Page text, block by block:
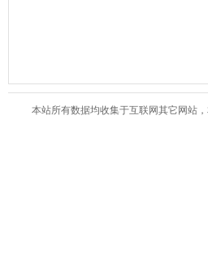
本站所有数据均收集于互联网其它网站